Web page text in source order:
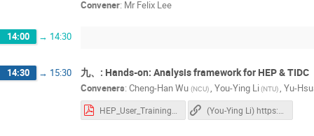
Convener: Mr Felix Lee
14:00 → 14:30
14:30 → 15:30 九、: Hands-on: Analysis framework for HEP & TIDC
Conveners: Cheng-Han Wu (NCU), You-Ying Li(NTU), Yu-